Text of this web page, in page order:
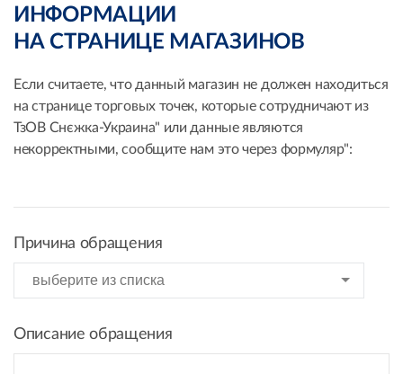
ИНФОРМАЦИИ
НА СТРАНИЦЕ МАГАЗИНОВ
Если считаете, что данный магазин не должен находиться
на странице торговых точек, которые сотрудничают из
ТзОВ Снєжка-Украина" или данные являются
некорректными, сообщите нам это через формуляр":
Причина обращения
Описание обращения